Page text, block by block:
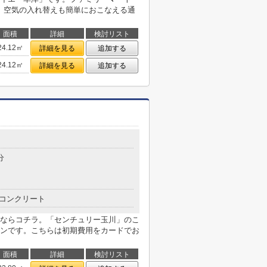
気の入れ替えも簡単におこなえる通
面積 詳細
検討リスト
㎡
詳細を見る
追加する
㎡
詳細を見る 追加する
ンクリート
らコチラ。「センチュリー玉川」のこ
です。こちらは初期費用をカードでお
面積 詳細
検討リスト